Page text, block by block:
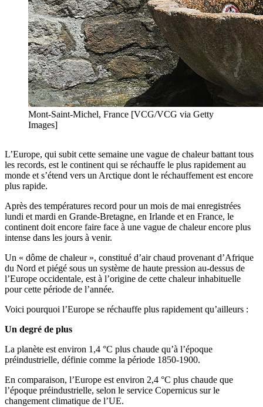
Mont-Saint-Michel, France [VCG/VCG via Getty
Images]
L’Europe, qui subit cette semaine une vague de chaleur battant tous
les records, est le continent qui se réchauffe le plus rapidement au
monde et s’étend vers un Arctique dont le réchauffement est encore
plus rapide.
Après des températures record pour un mois de mai enregistrées
lundi et mardi en Grande-Bretagne, en Irlande et en France, le
continent doit encore faire face à une vague de chaleur encore plus
intense dans les jours à venir.
Un « dôme de chaleur », constitué d’air chaud provenant d’Afrique
du Nord et piégé sous un système de haute pression au-dessus de
l’Europe occidentale, est à l’origine de cette chaleur inhabituelle
pour cette période de l’année.
Voici pourquoi l’Europe se réchauffe plus rapidement qu’ailleurs :
Un degré de plus
La planète est environ 1,4 °C plus chaude qu’à l’époque
préindustrielle, définie comme la période 1850-1900.
En comparaison, l’Europe est environ 2,4 °C plus chaude que
l’époque préindustrielle, selon le service Copernicus sur le
changement climatique de l’UE.